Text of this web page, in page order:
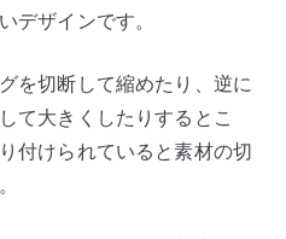
デザインです。
を切断して縮めたり、逆に
て大きくしたりするとこ
付けられていると素材の切